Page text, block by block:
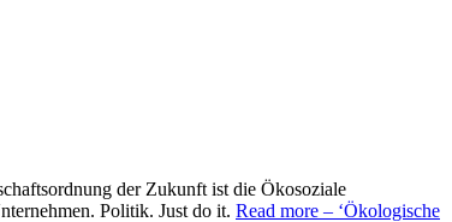
der Zukunft ist die Ökosoziale
Politik. Just do it. Read more – ‘Ökologische